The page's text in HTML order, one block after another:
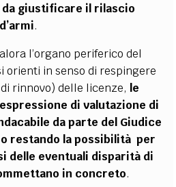
giustificare il rilascio
.
l’organo periferico del
orienti in senso di respingere
rinnovo) delle licenze, le
di valutazione di
da parte del Giudice
restando la possibilità per
delle eventuali disparità di
in concreto.